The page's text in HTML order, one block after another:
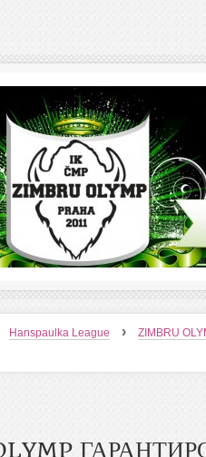
Hanspaulka League › ZIMBRU